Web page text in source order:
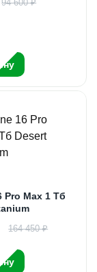
94 600 ₽
Pro Max 1 Тб
164 450 ₽